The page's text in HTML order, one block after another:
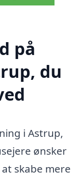
på
du
i Astrup,
ønsker
skabe mere